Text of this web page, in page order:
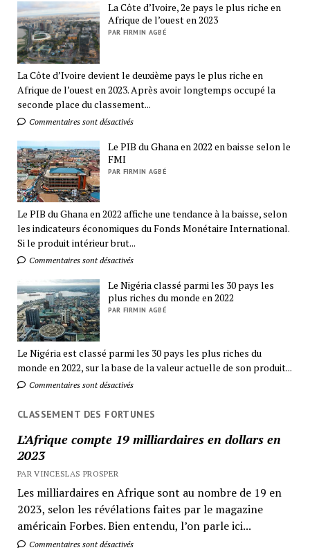
La Côte d’Ivoire, 2e pays le plus riche en
Afrique de l’ouest en 2023
PAR FIRMIN AGBÉ
La Côte d’Ivoire devient le deuxième pays le plus riche en
Afrique de l’ouest en 2023. Après avoir longtemps occupé la
seconde place du classement...
Commentaires sont désactivés
Le PIB du Ghana en 2022 en baisse selon le
FMI
PAR FIRMIN AGBÉ
Le PIB du Ghana en 2022 affiche une tendance à la baisse, selon
les indicateurs économiques du Fonds Monétaire International.
Si le produit intérieur brut...
Commentaires sont désactivés
Le Nigéria classé parmi les 30 pays les
plus riches du monde en 2022
PAR FIRMIN AGBÉ
Le Nigéria est classé parmi les 30 pays les plus riches du
monde en 2022, sur la base de la valeur actuelle de son produit...
Commentaires sont désactivés
CLASSEMENT DES FORTUNES
L’Afrique compte 19 milliardaires en dollars en
2023
PAR VINCESLAS PROSPER
Les milliardaires en Afrique sont au nombre de 19 en
2023, selon les révélations faites par le magazine
américain Forbes. Bien entendu, l’on parle ici...
Commentaires sont désactivés